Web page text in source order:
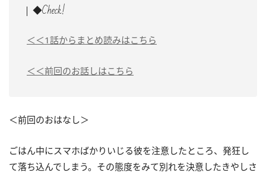
◆Check!
＜＜1話からまとめ読みはこちら
＜＜前回のお話しはこちら
＜前回のおはなし＞
ごはん中にスマホばかりいじる彼を注意したところ、発狂し
て落ち込んでしまう。その態度をみて別れを決意したきやしさ